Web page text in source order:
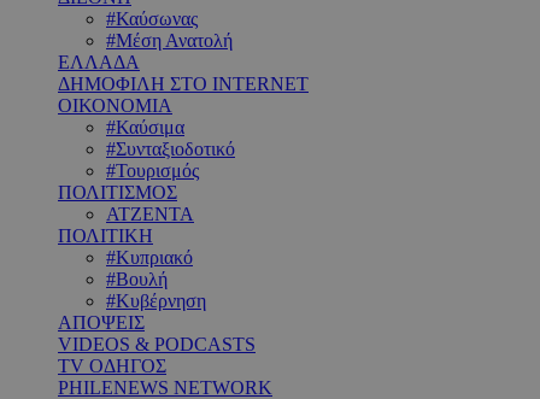
#Καύσωνας
#Μέση Ανατολή
ΕΛΛΑΔΑ
ΔΗΜΟΦΙΛΗ ΣΤΟ INTERNET
ΟΙΚΟΝΟΜΙΑ
#Καύσιμα
#Συνταξιοδοτικό
#Τουρισμός
ΠΟΛΙΤΙΣΜΟΣ
ΑΤΖΕΝΤΑ
ΠΟΛΙΤΙΚΗ
#Κυπριακό
#Βουλή
#Κυβέρνηση
ΑΠΟΨΕΙΣ
VIDEOS & PODCASTS
TV ΟΔΗΓΟΣ
PHILENEWS NETWORK